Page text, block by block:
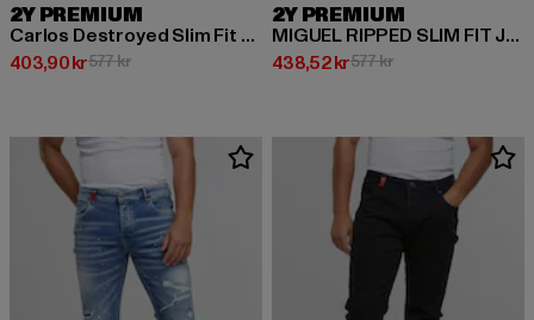
2Y PREMIUM
Carlos Destroyed Slim Fit Jeans
403,90 kr
Nuvarande pris: 403,90 kr
577 krKampanjpris: 577 kr
2Y PREMIUM
MIGUEL RIPPED SLIM FIT JEANS
438,52 kr
Nuvarande pris: 438,52 kr
577 krKampanjpris: 577 kr